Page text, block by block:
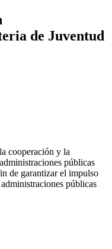
de Juventud
cooperación y la
públicas
de garantizar el impulso
públicas